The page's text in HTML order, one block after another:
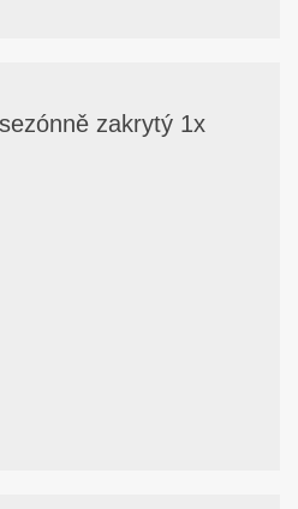
zakrytý 1x